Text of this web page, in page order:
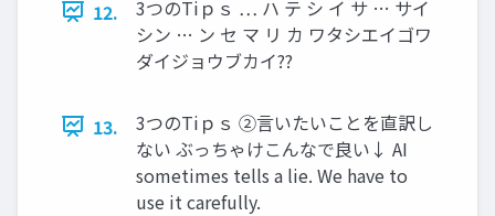
12.
3つのTiｐｓ … ハ テ シ イ サ … サイ
シン … ン セ マ リ カ ワタシエイゴワ
ダイジョウブカイ??
13.
3つのTiｐｓ ②言いたいことを直訳し
ない ぶっちゃけこんなで良い↓ AI
sometimes tells a lie. We have to
use it carefully.